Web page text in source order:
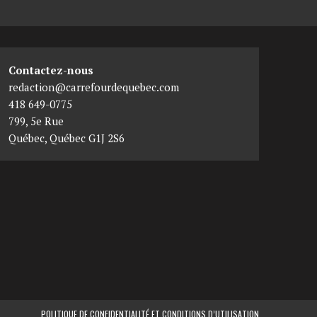
Contactez-nous
redaction@carrefourdequebec.com
418 649-0775
799, 5e Rue
Québec,Québec G1J 2S6
POLITIQUE DE CONFIDENTIALITÉ ET CONDITIONS D’UTILISATION